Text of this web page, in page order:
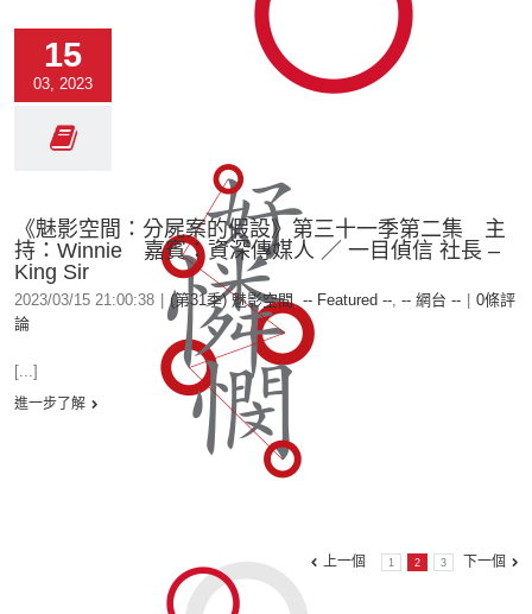
15
03, 2023
《魅影空間：分屍案的假設》第三十一季第二集 主
持：Winnie 嘉賓：資深傳媒人 ／ 一目偵信 社長 –
King Sir
2023/03/15 21:00:38 (第31季) 魅影空間, -- Featured --, -- 網台 --
0條評
論
[...]
進一步了解
上一個 1 2 3 下一個